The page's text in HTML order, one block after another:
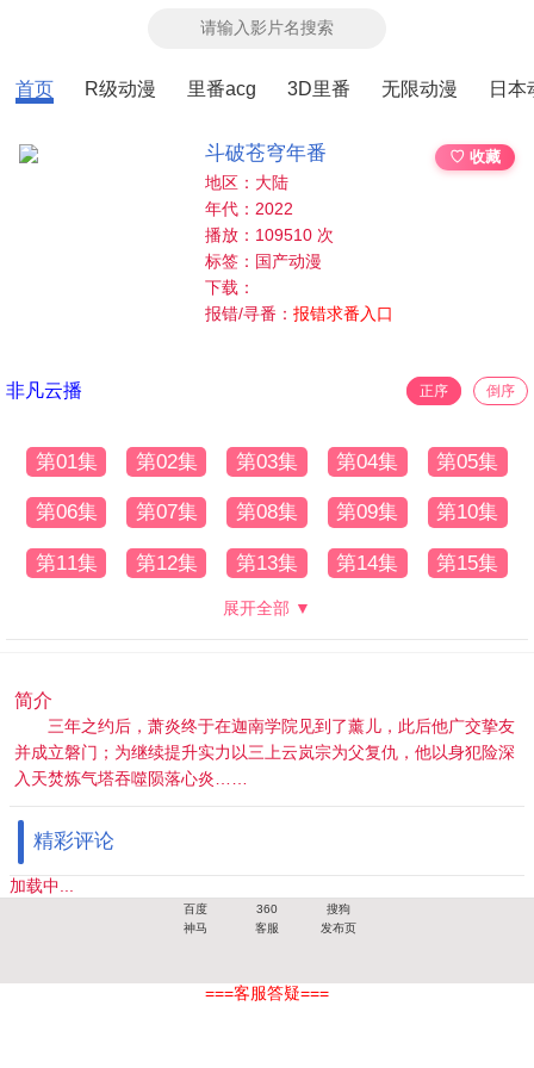
首页 R级动漫 里番acg 3D里番 无限动漫 日本
斗破苍穹年番
♡ 收藏
地区：大陆
年代：2022
播放：109510 次
标签：国产动漫
下载：
报错/寻番：报错求番入口
非凡云播 正序 倒序
第01集 第02集 第03集 第04集 第05集
第06集 第07集 第08集 第09集 第10集
第11集 第12集 第13集 第14集 第15集
展开全部 ▼
简介
三年之约后，萧炎终于在迦南学院见到了薰儿，此后他广交挚友
并成立磐门；为继续提升实力以三上云岚宗为父复仇，他以身犯险深
入天焚炼气塔吞噬陨落心炎……
精彩评论
加载中...
百度 360
搜狗
神马
客服 发布页
===客服答疑===